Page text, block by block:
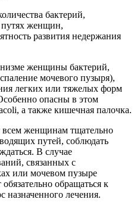
бактерий,
женщин,
развития недержания
женщины бактерий,
мочевого пузыря),
легких или тяжелых форм
опасны в этом
а также кишечная палочка.
женщинам тщательно
путей, соблюдать
В случае
связанных с
или мочевом пузыре
обращаться к
назначенного лечения.